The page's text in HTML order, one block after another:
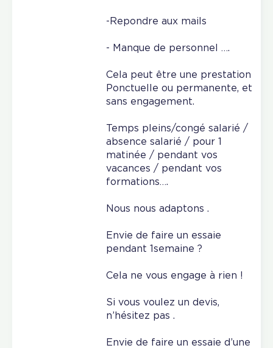
-Repondre aux mails
- Manque de personnel ….
Cela peut être une prestation
Ponctuelle ou permanente, et
sans engagement.
Temps pleins/congé salarié /
absence salarié / pour 1
matinée / pendant vos
vacances / pendant vos
formations….
Nous nous adaptons .
Envie de faire un essaie
pendant 1semaine ?
Cela ne vous engage à rien !
Si vous voulez un devis,
n’hésitez pas .
Envie de faire un essaie d’une